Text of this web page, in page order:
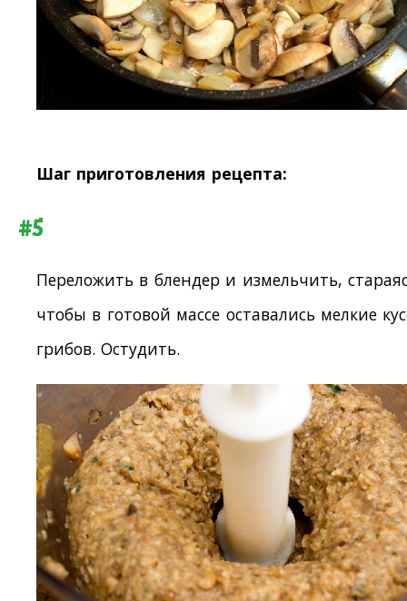
Шаг приготовления рецепта:
#5
Переложить в блендер и измельчить,
чтобы в готовой массе оставались мелкие
грибов. Остудить.